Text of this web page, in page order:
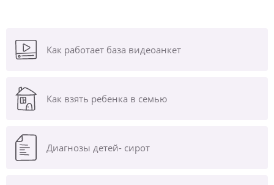
Как работает база видеоанкет
Как взять ребенка в семью
Диагнозы детей- сирот